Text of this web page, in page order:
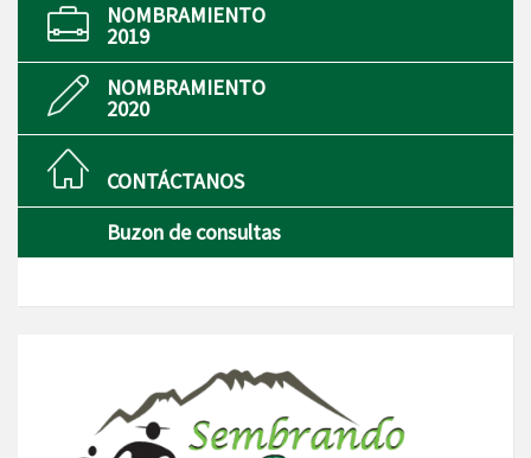
NOMBRAMIENTO
2019
NOMBRAMIENTO
2020
CONTÁCTANOS
Buzon de consultas